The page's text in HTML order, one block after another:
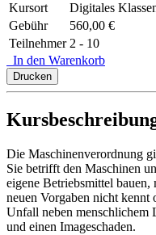
Kursort
Digitales
Gebühr
560,00 €
Teilnehmer 2 - 10
In den Warenkorb
Drucken
Die Maschinenverordnung
Sie betrifft den Maschinen
eigene Betriebsmittel
neuen Vorgaben nicht kennt
Unfall neben menschlichem
und einen Imageschaden.